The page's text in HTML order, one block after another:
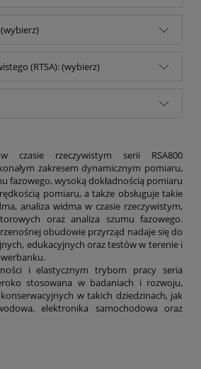
(RTSA): (wybierz)
czasie rzeczywistym serii RSA800
zakresem dynamicznym pomiaru,
fazowego, wysoką dokładnością pomiaru
pomiaru, a także obsługuje takie
analiza widma w czasie rzeczywistym,
oraz analiza szumu fazowego.
obudowie przyrząd nadaje się do
edukacyjnych oraz testów w terenie i
i elastycznym trybom pracy seria
stosowana w badaniach i rozwoju,
w takich dziedzinach, jak
elektronika samochodowa oraz